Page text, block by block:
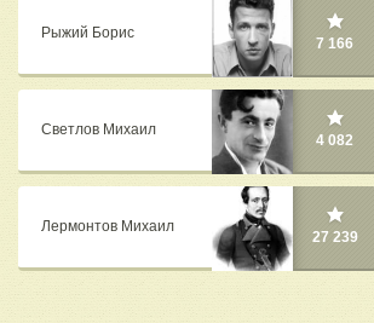
Рыжий Борис
7 166
Светлов Михаил
4 082
Лермонтов Михаил
27 239